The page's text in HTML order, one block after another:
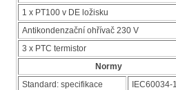
1 x PT100 v DE ložisku
Antikondenzační ohřívač 230 V
3 x PTC termistor
Normy
Standard: specifikace
IEC60034-1